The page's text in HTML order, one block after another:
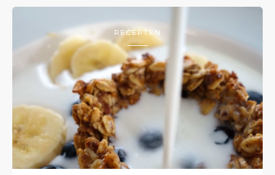
RECEPTEN